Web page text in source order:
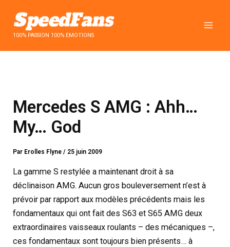
contenu100% PASSION 100% EMOTIONS
Mercedes S AMG : Ahh…
My… God
Par Erolles Flyne/ 25 juin 2009
La gamme S restylée a maintenant droit à sa
déclinaison AMG. Aucun gros bouleversement n’est à
prévoir par rapport aux modèles précédents mais les
fondamentaux qui ont fait des S63 et S65 AMG deux
extraordinaires vaisseaux roulants – des mécaniques –,
ces fondamentaux sont toujours bien présents… à